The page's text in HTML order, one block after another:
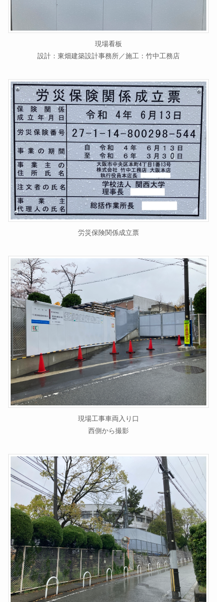
現場看板
設計：東畑建築設計事務所／施工：竹中工務店
労災保険関係成立票
現場工事車両入り口
西側から撮影